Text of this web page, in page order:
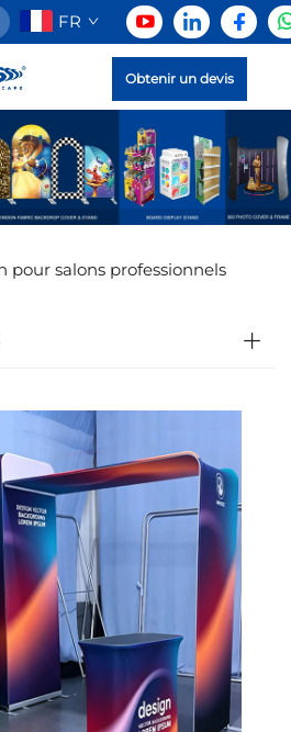
FR
Obtenir un devis
pour salons professionnels